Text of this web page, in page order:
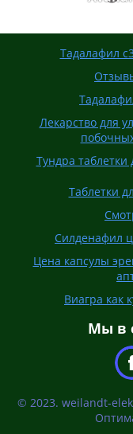
Тадалафил
Лекарство для
Тундра
Таблетки
Силденафил
Цена капсулы
Виагра как
Мы в
© 2023. weilandt-